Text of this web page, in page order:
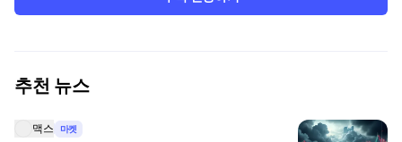
추천 뉴스
맥스 마켓